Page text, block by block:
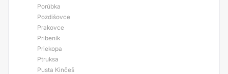
Porúbka
Pozdišovce
Prakovce
Pribeník
Priekopa
Ptruksa
Pusta Kinčeš